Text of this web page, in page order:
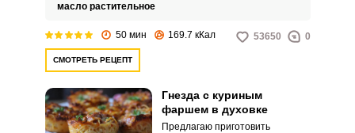
масло растительное
50 мин 169.7 кКал 53650 0
СМОТРЕТЬ РЕЦЕПТ
Гнезда с куриным
фаршем в духовке
Предлагаю приготовить